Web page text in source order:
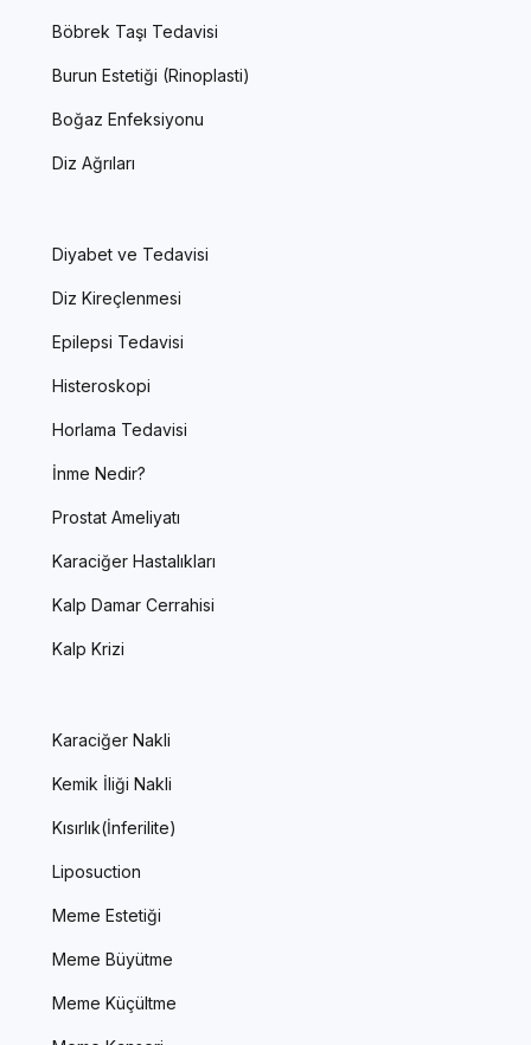
Böbrek Taşı Tedavisi
Burun Estetiği (Rinoplasti)
Boğaz Enfeksiyonu
Diz Ağrıları
Diyabet ve Tedavisi
Diz Kireçlenmesi
Epilepsi Tedavisi
Histeroskopi
Horlama Tedavisi
İnme Nedir?
Prostat Ameliyatı
Karaciğer Hastalıkları
Kalp Damar Cerrahisi
Kalp Krizi
Karaciğer Nakli
Kemik İliği Nakli
Kısırlık(İnferilite)
Liposuction
Meme Estetiği
Meme Büyütme
Meme Küçültme